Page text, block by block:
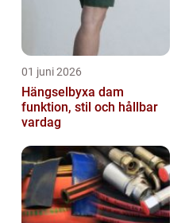
01 juni 2026
Hängselbyxa dam
funktion, stil och hållbar
vardag